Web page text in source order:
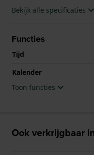
Bekijk alle specificaties
Functies
Tijd
Kalender
Toon functies
Ook verkrijgbaar